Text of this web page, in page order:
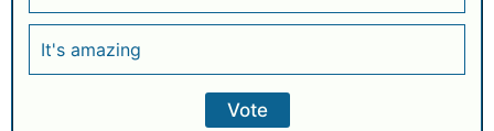
It's amazing